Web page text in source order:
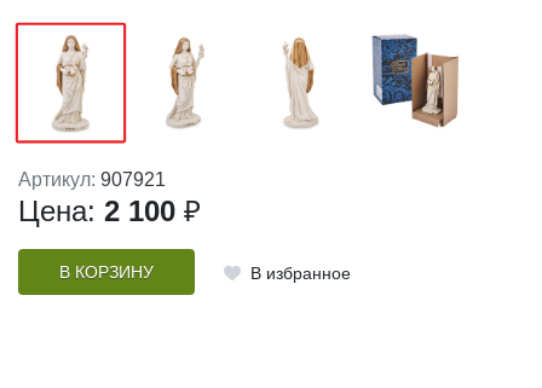
Артикул: 907921
Цена: 2 100 ₽
В КОРЗИНУ В избранное